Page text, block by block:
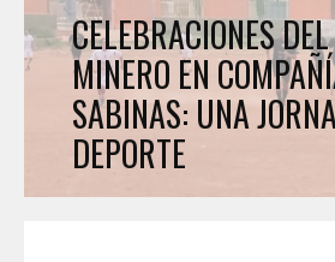
CELEBRACIONES
MINERO EN
SABINAS: UNA
DEPORTE